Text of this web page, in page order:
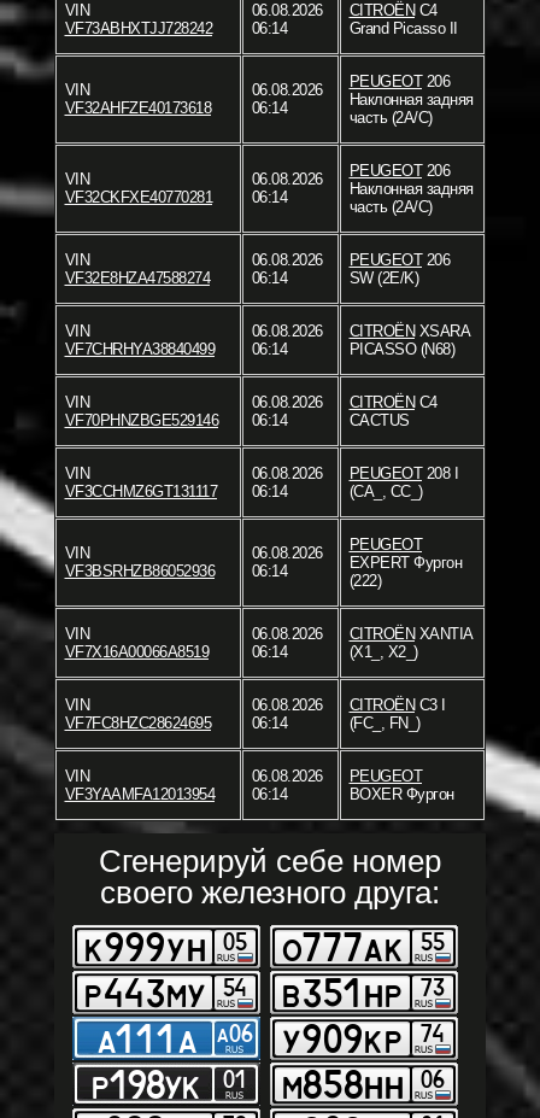
VIN
VF73ABHXTJJ728242
06.08.2026
06:14
CITROËN C4
Grand Picasso II
VIN
VF32AHFZE40173618
06.08.2026
06:14
PEUGEOT206
Наклонная задняя
часть (2A/C)
VIN
VF32CKFXE40770281
06.08.2026
06:14
PEUGEOT206
Наклонная задняя
часть (2A/C)
VIN
VF32E8HZA47588274
06.08.2026
06:14
PEUGEOT206
SW (2E/K)
VIN
VF7CHRHYA38840499
06.08.2026
06:14
CITROËN XSARA
PICASSO (N68)
VIN
VF70PHNZBGE529146
06.08.2026
06:14
CITROËN C4
CACTUS
VIN
VF3CCHMZ6GT131117
06.08.2026
06:14
PEUGEOT208 I
(CA_, CC_)
VIN
VF3BSRHZB86052936
06.08.2026
06:14
PEUGEOT
EXPERT Фургон
(222)
VIN
VF7X16A00066A8519
06.08.2026
06:14
CITROËN XANTIA
(X1_, X2_)
VIN
VF7FC8HZC28624695
06.08.2026
06:14
CITROËN C3 I
(FC_, FN_)
VIN
VF3YAAMFA12013954
06.08.2026
06:14
PEUGEOT
BOXER Фургон
Сгенерируй себе номер
своего железного друга: